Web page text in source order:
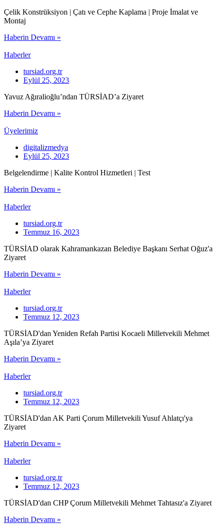
Çelik Konstrüksiyon | Çatı ve Cephe Kaplama | Proje İmalat ve
Montaj
Haberin Devamı »
Haberler
tursiad.org.tr
Eylül 25, 2023
Yavuz Ağıralioğlu’ndan TÜRSİAD’a Ziyaret
Haberin Devamı »
Üyelerimiz
digitalizmedya
Eylül 25, 2023
Belgelendirme | Kalite Kontrol Hizmetleri | Test
Haberin Devamı »
Haberler
tursiad.org.tr
Temmuz 16, 2023
TÜRSİAD olarak Kahramankazan Belediye Başkanı Serhat Oğuz'a
Ziyaret
Haberin Devamı »
Haberler
tursiad.org.tr
Temmuz 12, 2023
TÜRSİAD'dan Yeniden Refah Partisi Kocaeli Milletvekili Mehmet
Aşıla’ya Ziyaret
Haberin Devamı »
Haberler
tursiad.org.tr
Temmuz 12, 2023
TÜRSİAD'dan AK Parti Çorum Milletvekili Yusuf Ahlatçı'ya
Ziyaret
Haberin Devamı »
Haberler
tursiad.org.tr
Temmuz 12, 2023
TÜRSİAD'dan CHP Çorum Milletvekili Mehmet Tahtasız'a Ziyaret
Haberin Devamı »